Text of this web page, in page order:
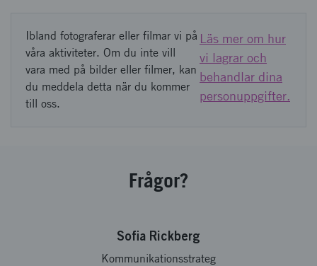
Ibland fotograferar eller filmar vi på
våra aktiviteter. Om du inte vill
vara med på bilder eller filmer, kan
du meddela detta när du kommer
till oss.
Läs mer om hur
vi lagrar och
behandlar dina
personuppgifter.
Frågor?
Sofia Rickberg
Kommunikationsstrateg